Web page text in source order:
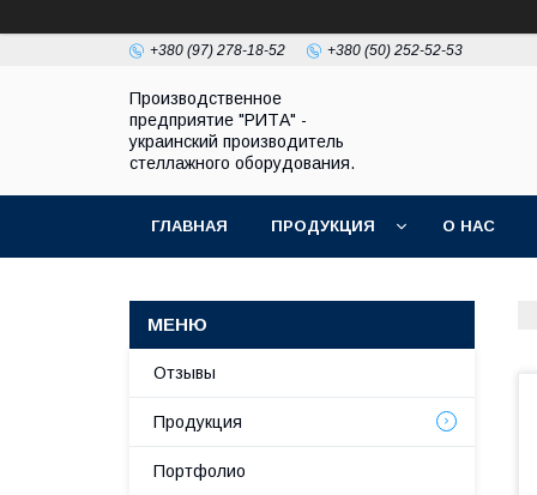
+380 (97) 278-18-52 +380 (50) 252-52-53
Производственное
предприятие "РИТА" -
украинский производитель
стеллажного оборудования.
ГЛАВНАЯ ПРОДУКЦИЯ О НАС
Отзывы
Продукция
Портфолио